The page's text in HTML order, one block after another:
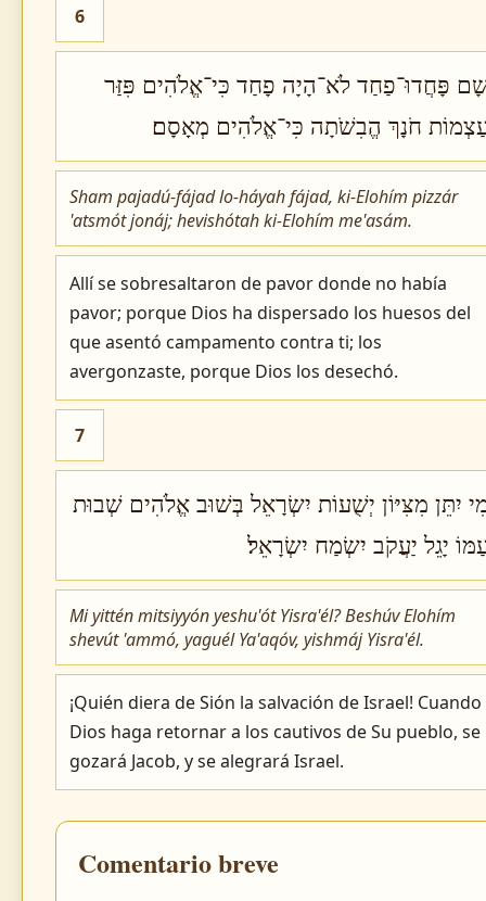
6
פָּחֲדוּ־פַחַד לֹא־הָיָה פָחַד כִּי־אֱלֹהִים פִּזַּר
חֹנָךְ הֱבִשֹׁתָה כִּי־אֱלֹהִים מְאָסָם׃
Sham pajadú-fájad lo-háyah fájad, ki-Elohím pizzár
'atsmót jonáj; hevishótah ki-Elohím me'asám.
Allí se sobresaltaron de pavor donde no había
pavor; porque Dios ha dispersado los huesos del
que asentó campamento contra ti; los
avergonzaste, porque Dios los desechó.
7
יִתֵּן מִצִּיּוֹן יְשֻׁעוֹת יִשְׂרָאֵל בְּשׁוּב אֱלֹהִים שְׁבוּת
יָגֵל יַעֲקֹב יִשְׂמַח יִשְׂרָאֵל׃
Mi yittén mitsiyyón yeshu'ót Yisra'él? Beshúv Elohím
shevút 'ammó, yaguél Ya'aqóv, yishmáj Yisra'él.
¡Quién diera de Sión la salvación de Israel! Cuando
Dios haga retornar a los cautivos de Su pueblo, se
gozará Jacob, y se alegrará Israel.
Comentario breve